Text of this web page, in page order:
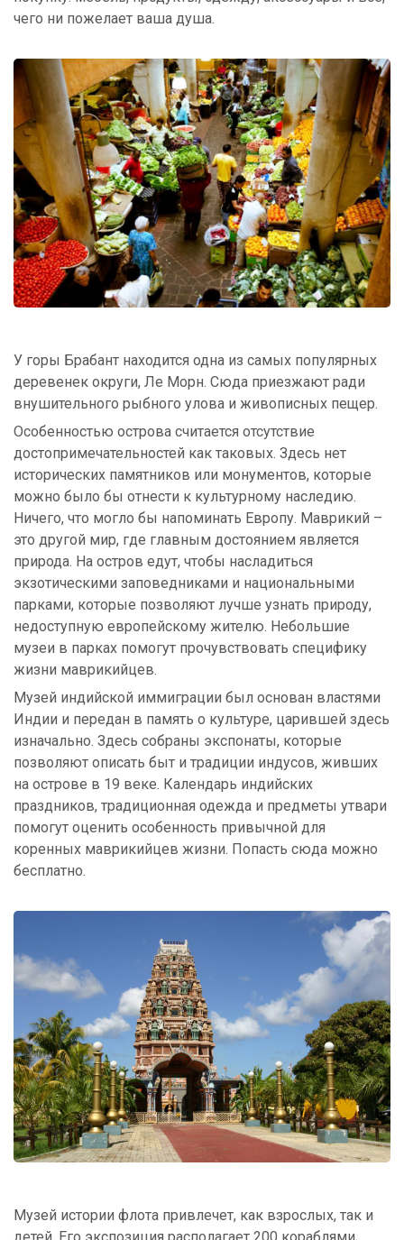
чего ни пожелает ваша душа.
У горы Брабант находится одна из самых популярных
деревенек округи, Ле Морн. Сюда приезжают ради
внушительного рыбного улова и живописных пещер.
Особенностью острова считается отсутствие
достопримечательностей как таковых. Здесь нет
исторических памятников или монументов, которые
можно было бы отнести к культурному наследию.
Ничего, что могло бы напоминать Европу. Маврикий –
это другой мир, где главным достоянием является
природа. На остров едут, чтобы насладиться
экзотическими заповедниками и национальными
парками, которые позволяют лучше узнать природу,
недоступную европейскому жителю. Небольшие
музеи в парках помогут прочувствовать специфику
жизни маврикийцев.
Музей индийской иммиграции был основан властями
Индии и передан в память о культуре, царившей здесь
изначально. Здесь собраны экспонаты, которые
позволяют описать быт и традиции индусов, живших
на острове в 19 веке. Календарь индийских
праздников, традиционная одежда и предметы утвари
помогут оценить особенность привычной для
коренных маврикийцев жизни. Попасть сюда можно
бесплатно.
Музей истории флота привлечет, как взрослых, так и